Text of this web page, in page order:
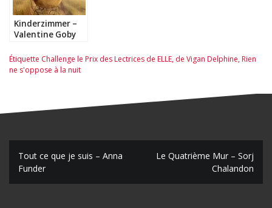
Kinderzimmer –
Valentine Goby
Étiquette Challenge le Prix des Lectrices de ELLE, de Vigan Delphine,Rien
ne s'oppose à la nuit
N
a
Tout ce que je suis – Anna
Funder
Le Quatrième Mur – Sorj
Chalandon